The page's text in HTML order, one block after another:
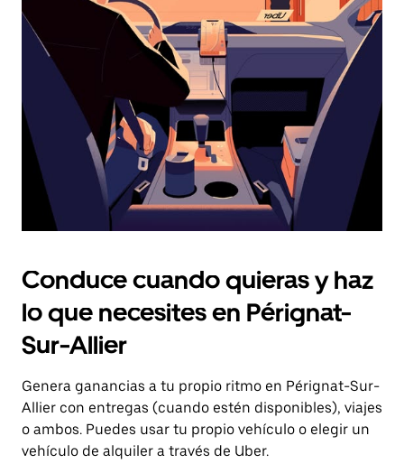
el
botón
escape
el
calendario.
Conduce cuando quieras y haz
lo que necesites en Pérignat-
Sur-Allier
Genera ganancias a tu propio ritmo en Pérignat-Sur-
Allier con entregas (cuando estén disponibles), viajes
o ambos. Puedes usar tu propio vehículo o elegir un
vehículo de alquiler a través de Uber.